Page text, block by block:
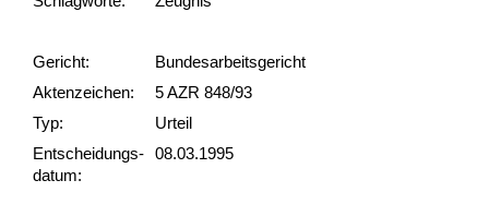
Gericht:
Bundesarbeitsgericht
Akten­zeichen:
5 AZR 848/93
Typ:
Urteil
Ent­scheid­ungs­
datum:
08.03.1995